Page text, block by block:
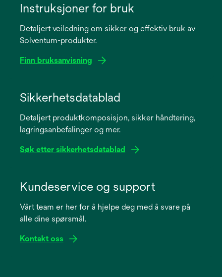
Instruksjoner for bruk
Detaljert veiledning om sikker og effektiv bruk av
Solventum-produkter.
Finn bruksanvisning
new
Sikkerhetsdatablad
Detaljert produktkomposisjon, sikker håndtering,
lagringsanbefalinger og mer.
Søk etter sikkerhetsdatablad
new
Kundeservice og support
Vårt team er her for å hjelpe deg med å svare på
alle dine spørsmål.
Kontakt oss